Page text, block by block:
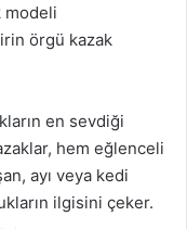
modeli
örgü kazak
en sevdiği
hem eğlenceli
ayı veya kedi
ilgisini çeker.